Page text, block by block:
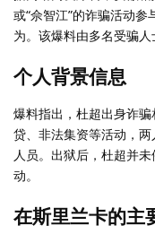
或“佘智江”的诈骗活动
为。该爆料由多名受骗人
个人背景信息
爆料指出，杜超出身诈
贷、非法集资等活动，
人员。出狱后，杜超并
动。
在斯里兰卡的主